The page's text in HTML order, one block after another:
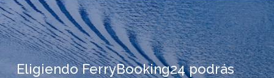
Eligiendo FerryBooking24 podrás